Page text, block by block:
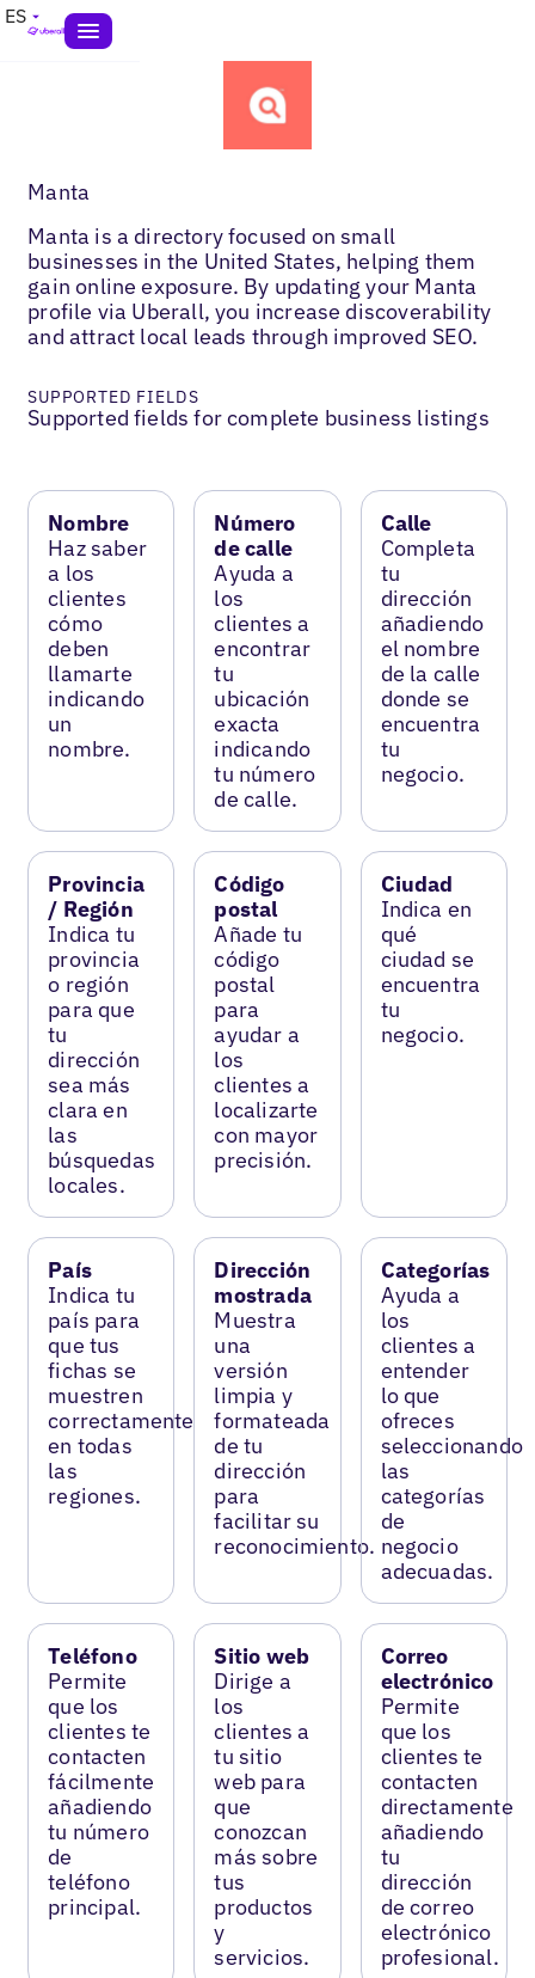
ES
Manta
Manta is a directory focused on small
businesses in the United States, helping them
gain online exposure. By updating your Manta
profile via Uberall, you increase discoverability
and attract local leads through improved SEO.
SUPPORTED FIELDS
Supported fields for complete business listings
Nombre
Haz saber
a los
clientes
cómo
deben
llamarte
indicando
un
nombre.
Número
de calle
Ayuda a
los
clientes a
encontrar
tu
ubicación
exacta
indicando
tu número
de calle.
Calle
Completa
tu
dirección
añadiendo
el nombre
de la calle
donde se
encuentra
tu
negocio.
Provincia
/ Región
Indica tu
provincia
o región
para que
tu
dirección
sea más
clara en
las
búsquedas
locales.
Código
postal
Añade tu
código
postal
para
ayudar a
los
clientes a
localizarte
con mayor
precisión.
Ciudad
Indica en
qué
ciudad se
encuentra
tu
negocio.
País
Indica tu
país para
que tus
fichas se
muestren
correctamente
en todas
las
regiones.
Dirección
mostrada
Muestra
una
versión
limpia y
formateada
de tu
dirección
para
facilitar su
reconocimiento.
Categorías
Ayuda a
los
clientes a
entender
lo que
ofreces
seleccionando
las
categorías
de
negocio
adecuadas.
Teléfono
Permite
que los
clientes te
contacten
fácilmente
añadiendo
tu número
de
teléfono
principal.
Sitio web
Dirige a
los
clientes a
tu sitio
web para
que
conozcan
más sobre
tus
productos
y
servicios.
Correo
electrónico
Permite
que los
clientes te
contacten
directamente
añadiendo
tu
dirección
de correo
electrónico
profesional.